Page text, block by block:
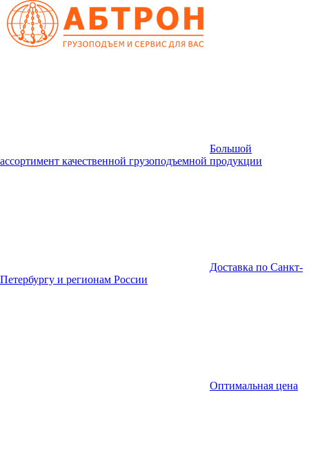
Большой
ассортимент качественной грузоподъемной продукции
Доставка по Санкт-
Петербургу и регионам России
Оптимальная цена